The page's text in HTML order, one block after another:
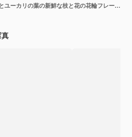
パイ中間子形のバラとユーカリの葉の新鮮な枝と花の花輪フレームホワイトバックグラウンド、フラットレイアウトとトップビューで分離